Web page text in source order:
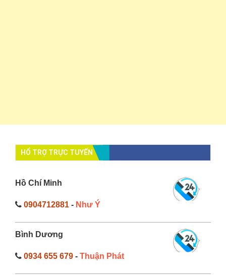
HỔ TRỢ TRỰC TUYẾN
Hồ Chí Minh
0904712881 - Như Ý
Bình Dương
0934 655 679 - Thuận Phát